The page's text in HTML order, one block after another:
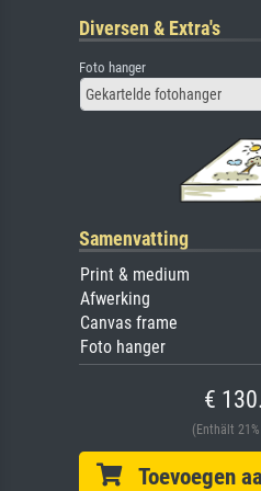
Diversen & Extra's
Foto hanger
Gekartelde fotohanger
Samenvatting
Print & medium
Afwerking
Canvas frame
Foto hanger
€
(Enthält
Toevoegen